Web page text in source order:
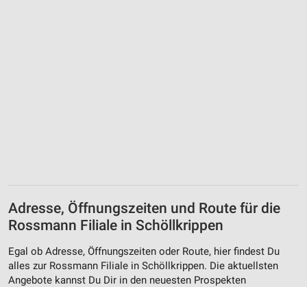
Adresse, Öffnungszeiten und Route für die
Rossmann Filiale in Schöllkrippen
Egal ob Adresse, Öffnungszeiten oder Route, hier findest Du
alles zur Rossmann Filiale in Schöllkrippen. Die aktuellsten
Angebote kannst Du Dir in den neuesten Prospekten